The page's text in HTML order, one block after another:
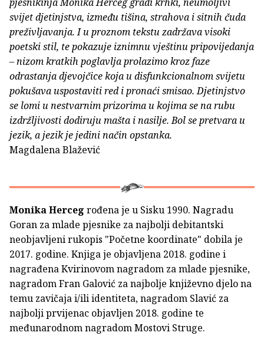
svijet djetinjstva, između tišina, strahova i sitnih čuda
preživljavanja. I u proznom tekstu zadržava visoki
poetski stil, te pokazuje iznimnu vještinu pripovijedanja
– nizom kratkih poglavlja prolazimo kroz faze
odrastanja djevojčice koja u disfunkcionalnom svijetu
pokušava uspostaviti red i pronaći smisao. Djetinjstvo
se lomi u nestvarnim prizorima u kojima se na rubu
izdržljivosti dodiruju mašta i nasilje. Bol se pretvara u
jezik, a jezik je jedini način opstanka.
Magdalena Blažević
Monika Herceg rođena je u Sisku 1990. Nagradu
Goran za mlade pjesnike za najbolji debitantski
neobjavljeni rukopis "Početne koordinate" dobila je
2017. godine. Knjiga je objavljena 2018. godine i
nagrađena Kvirinovom nagradom za mlade pjesnike,
nagradom Fran Galović za najbolje književno djelo na
temu zavičaja i/ili identiteta, nagradom Slavić za
najbolji prvijenac objavljen 2018. godine te
međunarodnom nagradom Mostovi Struge.